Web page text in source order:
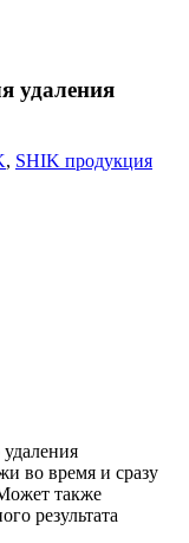
удаления
, SHIK продукция
во время и сразу
также
результата